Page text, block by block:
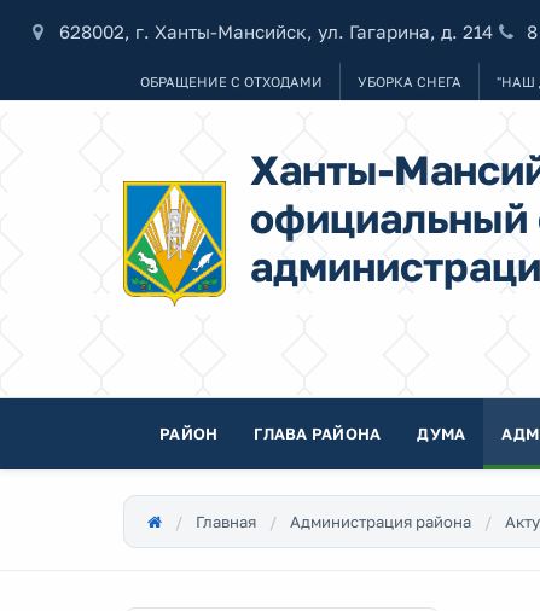
628002, г. Ханты-Мансийск, ул. Гагарина, д. 214
ОБРАЩЕНИЕ С ОТХОДАМИ УБОРКА СНЕГА "НАШ
Ханты-
официальный
РАЙОН ГЛАВА РАЙОНА ДУМА
Главная Администрация района